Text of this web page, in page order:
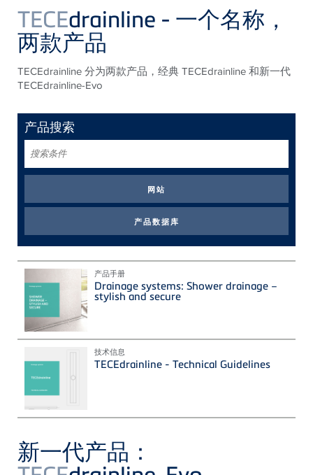
TECEdrainline - 一个名称，
两款产品
TECEdrainline 分为两款产品，经典 TECEdrainline 和新一代
TECEdrainline-Evo
产品搜索
搜
索
条
产品手册
Drainage systems: Shower drainage –
stylish and secure
技术信息
TECEdrainline - Technical Guidelines
新一代产品：